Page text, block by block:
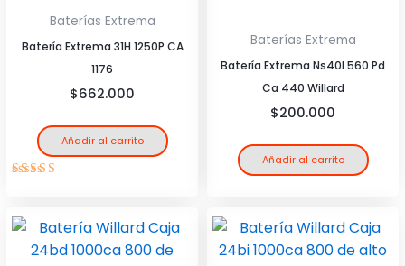
Baterías Extrema
Batería Extrema 31H 1250P CA
1176
$662.000
Añadir al carrito
de 5
Baterías Extrema
Batería Extrema Ns40I 560 Pd
Ca 440 Willard
$200.000
Añadir al carrito